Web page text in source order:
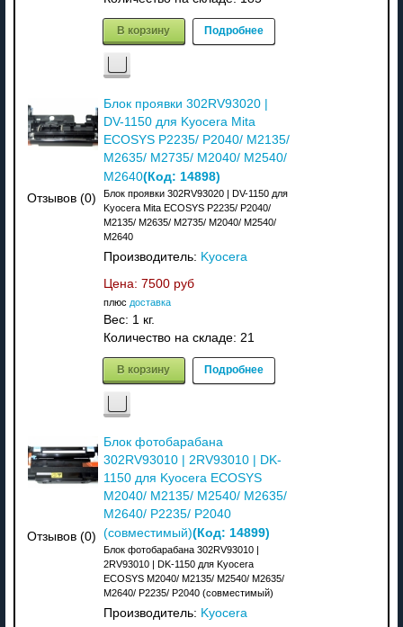
В корзину Подробнее
Отзывов (0)
Блок проявки 302RV93020 |
DV-1150 для Kyocera Mita
ECOSYS P2235/ P2040/ M2135/
M2635/ M2735/ M2040/ M2540/
M2640(Код: 14898)
Блок проявки 302RV93020 | DV-1150 для
Kyocera Mita ECOSYS P2235/ P2040/
M2135/ M2635/ M2735/ M2040/ M2540/
M2640
Производитель: Kyocera
Цена: 7500 руб
плюс доставка
Вес: 1 кг.
Количество на складе: 21
В корзину Подробнее
Отзывов (0)
Блок фотобарабана
302RV93010 | 2RV93010 | DK-
1150 для Kyocera ECOSYS
M2040/ M2135/ M2540/ M2635/
M2640/ P2235/ P2040
(совместимый)(Код: 14899)
Блок фотобарабана 302RV93010 |
2RV93010 | DK-1150 для Kyocera
ECOSYS M2040/ M2135/ M2540/ M2635/
M2640/ P2235/ P2040 (совместимый)
Производитель: Kyocera